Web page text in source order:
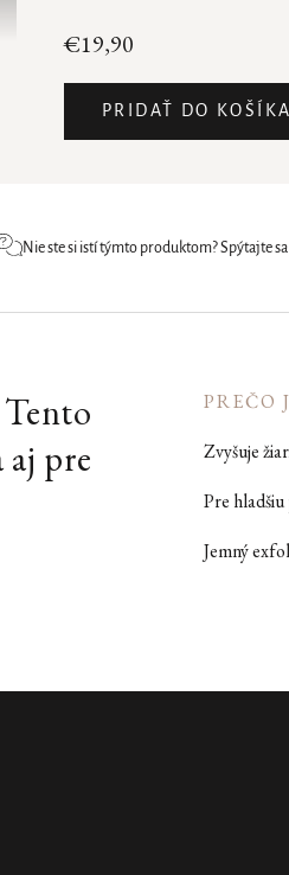
€19,90
PRIDAŤ DO KOŠÍKA
Nie ste si istí týmto produktom? Spýtajte
pre
PREČO
Zvyšuje
Pre
Jemný